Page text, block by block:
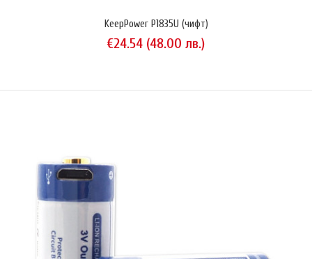
съединени..
KeepPower P1835U (чифт)
€24.54 (48.00 лв.)